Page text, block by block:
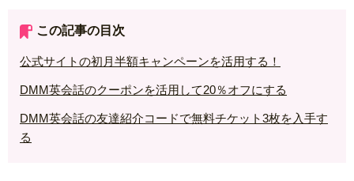
この記事の目次
公式サイトの初月半額キャンペーンを活用する！
DMM英会話のクーポンを活用して20％オフにする
DMM英会話の友達紹介コードで無料チケット3枚を入手す
る